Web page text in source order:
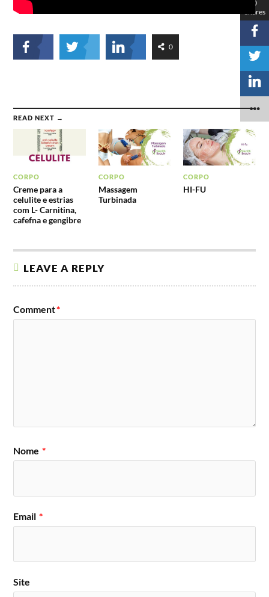
0
READ NEXT →
CORPO
Creme para a
celulite e estrias
com L- Carnitina,
cafefna e gengibre
CORPO
Massagem
Turbinada
CORPO
HI-FU
LEAVE A REPLY
Comment*
Nome *
Email *
Site
0
Shares